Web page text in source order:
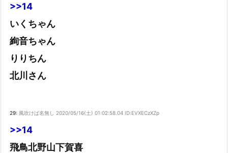
>>14
いくちゃん
絢音ちゃん
りりちん
北川さん
29: 風吹けば名無し 2020/05/16(土) 01:02:58.04 ID:EVXECzXZp
>>14
飛鳥北野山下賀喜